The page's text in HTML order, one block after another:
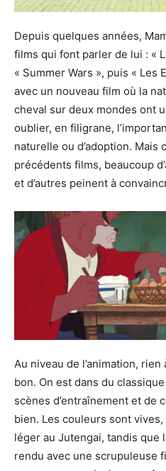
Depuis quelques années,
films qui font parler de lui : «
« Summer Wars », puis « Les
avec un nouveau film où la
cheval sur deux mondes ont
oublier, en filigrane,
naturelle ou d’adoption. Mais
précédents films, beaucoup
et d’autres peinent à
Au niveau de l’animation,
bon. On est dans du
scènes d’entraînement et de
bien. Les couleurs sont
léger au Jutengai, tandis que
rendu avec une scrupuleuse